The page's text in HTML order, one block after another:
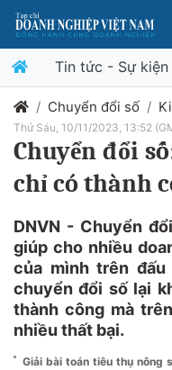
Tin tức - Sự kiện
Chuyển đổi số
Thứ Sáu, 10/11/2023, 13:52
Chuyển đổi
chỉ có thành
DNVN - Chuyển
giúp cho nhiều
của mình trên
chuyển đổi số lại
thành công mà
nhiều thất bại.
Giải bài toán tiêu thụ nông